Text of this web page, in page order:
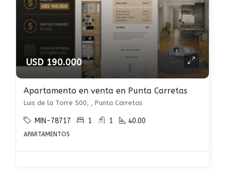
USD 190.000
Apartamento en venta en Punta Carretas
Luis de la Torre 500, , Punta Carretas
MIN-78717 1 1 40.00
APARTAMENTOS